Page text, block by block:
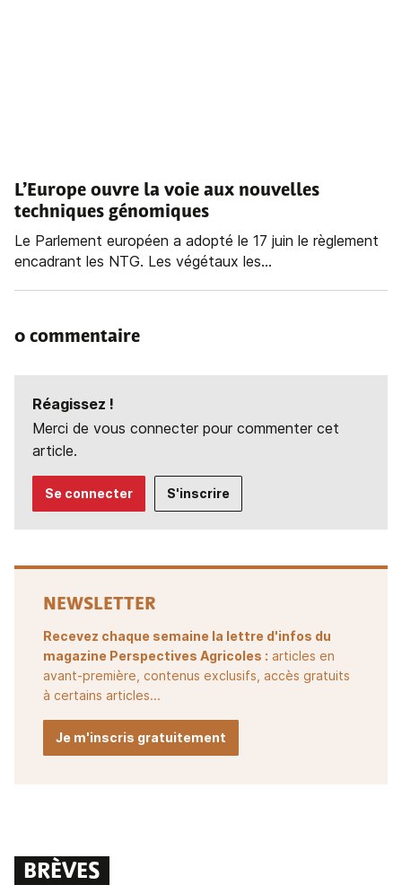
L’Europe ouvre la voie aux nouvelles
techniques génomiques
Le Parlement européen a adopté le 17 juin le règlement
encadrant les NTG. Les végétaux les...
0 commentaire
Réagissez !
Merci de vous connecter pour commenter cet
article.
Se connecter S'inscrire
NEWSLETTER
Recevez chaque semaine la lettre d'infos du
magazine Perspectives Agricoles : articles en
avant-première, contenus exclusifs, accès gratuits
à certains articles...
Je m'inscris gratuitement
BRÈVES